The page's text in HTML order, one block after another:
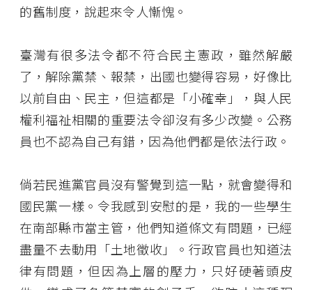
的舊制度，說起來令人慚愧。
臺灣有很多法令都不符合民主憲政，雖然解嚴
了，解除黨禁、報禁，出國也變得容易，好像比
以前自由、民主，但這都是「小確幸」，與人民
權利福祉相關的重要法令卻沒有多少改變。公務
員也不認為自己有錯，因為他們都是依法行政。
倘若民進黨官員沒有警覺到這一點，就會變得和
國民黨一樣。令我感到安慰的是，我的一些學生
在南部縣市當主管，他們知道條文有問題，已經
盡量不去動用「土地徵收」。行政官員也知道法
律有問題，但因為上層的壓力，只好硬著頭皮